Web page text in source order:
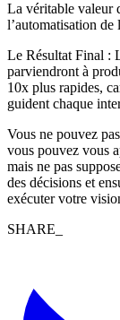
La véritable valeur
l’automatisation de
Le Résultat Final :
parviendront à
10x plus rapides,
guident chaque
Vous ne pouvez
vous pouvez vous
mais ne pas
des décisions et
exécuter votre
SHARE_